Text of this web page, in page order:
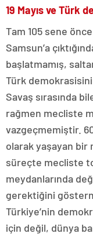
19 Mayıs ve Türk
Tam 105 sene
Samsun’a
başlatmamış,
Türk
Savaş sırasında
rağmen mecliste
vazgeçmemiştir.
olarak yaşayan
süreçte mecliste
meydanlarında
gerektiğini
Türkiye’nin
için değil, dünya